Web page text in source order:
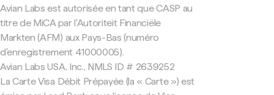
Avian Labs est autorisée en tant que CASP au
titre de MiCA par l'Autoriteit Financiële
Markten (AFM) aux Pays-Bas (numéro
d'enregistrement 41000005).
Avian Labs USA, Inc., NMLS ID # 2639252
La Carte Visa Débit Prépayée (la « Carte ») est